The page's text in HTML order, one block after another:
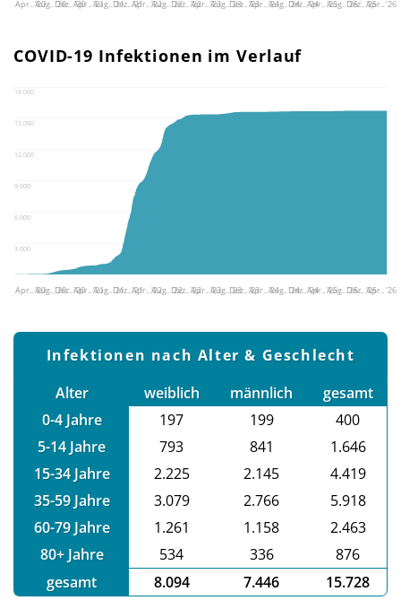
Apr.. '20Aug.. '20Dez.. '20Apr.. '21Aug.. '21Dez.. '21Apr.. '22Aug.. '22Dez.. '22Apr.. '23Aug.. '23Dez.. '23Apr.. '24Aug.. '24Dez.. '24Apr.. '25Aug.. '25Dez.. '25Apr.. '26
COVID-19 Infektionen im Verlauf
3.000
6.000
9.000
12.000
15.000
18.000
Apr.. '20Aug.. '20Dez.. '20Apr.. '21Aug.. '21Dez.. '21Apr.. '22Aug.. '22Dez.. '22Apr.. '23Aug.. '23Dez.. '23Apr.. '24Aug.. '24Dez.. '24Apr.. '25Aug.. '25Dez.. '25Apr.. '26
Infektionen nach Alter & Geschlecht
Alter
weiblich männlich
gesamt
0-4 Jahre
197 199
400
5-14 Jahre
793 841
1.646
15-34 Jahre
2.225 2.145
4.419
35-59 Jahre
3.079 2.766
5.918
60-79 Jahre
1.261 1.158
2.463
80+ Jahre
534 336
876
gesamt
8.094 7.446 15.728